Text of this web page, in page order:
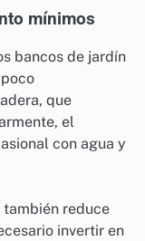
mínimos
bancos de jardín
que
el
con agua y
también reduce
invertir en